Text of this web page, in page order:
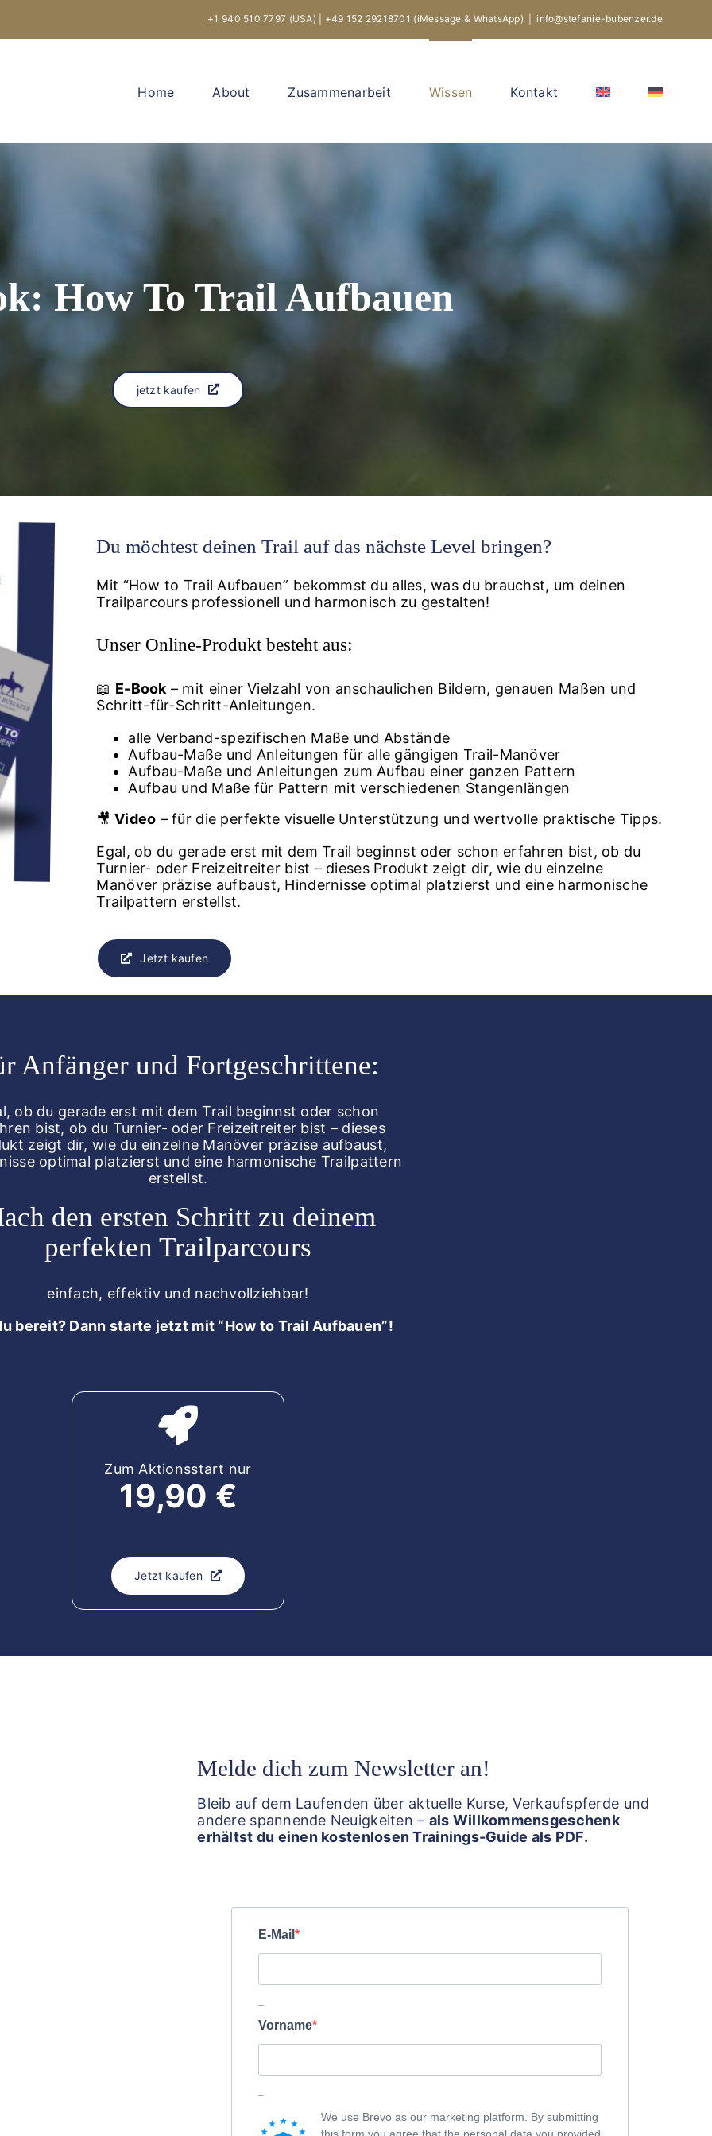
+1 940 510 7797 (USA) +49 152 29218701 (iMessage & WhatsApp) info@stefanie-bubenzer.de
Home About Zusammenarbeit Wissen Kontakt
How To Trail Aufbauen
jetzt kaufen
Du möchtest deinen Trail auf das nächste Level bringen?
Mit “How to Trail Aufbauen” bekommst du alles, was du brauchst, um deinen
Trailparcours professionell und harmonisch zu gestalten!
Unser Online-Produkt besteht aus:
📖 E-Book – mit einer Vielzahl von anschaulichen Bildern, genauen Maßen und
Schritt-für-Schritt-Anleitungen.
alle Verband-spezifischen Maße und Abstände
Aufbau-Maße und Anleitungen für alle gängigen Trail-Manöver
Aufbau-Maße und Anleitungen zum Aufbau einer ganzen Pattern
Aufbau und Maße für Pattern mit verschiedenen Stangenlängen
🎥 Video – für die perfekte visuelle Unterstützung und wertvolle praktische Tipps.
Egal, ob du gerade erst mit dem Trail beginnst oder schon erfahren bist, ob du
Turnier- oder Freizeitreiter bist – dieses Produkt zeigt dir, wie du einzelne
Manöver präzise aufbaust, Hindernisse optimal platzierst und eine harmonische
Trailpattern erstellst.
Jetzt kaufen
Anfänger und Fortgeschrittene:
ob du gerade erst mit dem Trail beginnst oder schon
bist, ob du Turnier- oder Freizeitreiter bist – dieses
zeigt dir, wie du einzelne Manöver präzise aufbaust,
optimal platzierst und eine harmonische Trailpattern
erstellst.
den ersten Schritt zu deinem
perfekten Trailparcours
einfach, effektiv und nachvollziehbar!
bereit? Dann starte jetzt mit “How to Trail Aufbauen”!
Zum Aktionsstart nur
19,90 €
Jetzt kaufen
Melde dich zum Newsletter an!
Bleib auf dem Laufenden über aktuelle Kurse, Verkaufspferde und
andere spannende Neuigkeiten – als Willkommensgeschenk
erhältst du einen kostenlosen Trainings-Guide als PDF.